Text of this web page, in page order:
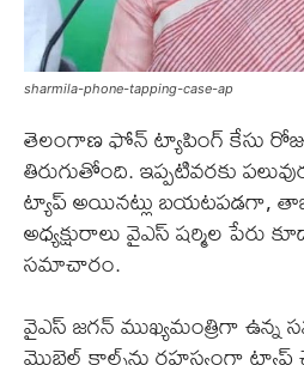
sharmila-phone-tapping-case-ap
తెలంగాణ ఫోన్ ట్యాపింగ్ కేసు
తిరుగుతోంది. ఇప్పటివరకు
ట్యాప్ అయినట్లు బయటపడగా,
అధ్యక్షురాలు వైఎస్ షర్మిల
సమాచారం.
వైఎస్ జగన్ ముఖ్యమంత్రిగా